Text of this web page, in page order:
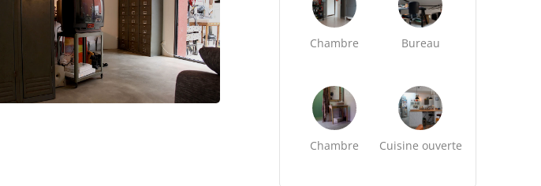
Chambre Bureau
Chambre Cuisine ouverte